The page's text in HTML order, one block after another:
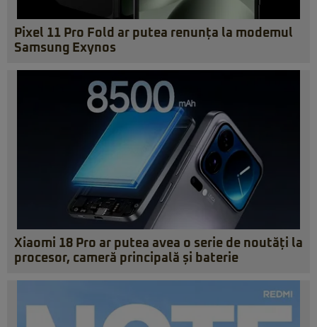
Pixel 11 Pro Fold ar putea renunța la modemul
Samsung Exynos
Xiaomi 18 Pro ar putea avea o serie de noutăți la
procesor, cameră principală și baterie